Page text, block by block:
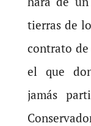
tierras de
contrato
el que
jamás